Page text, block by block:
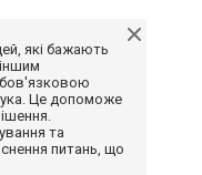
які бажають
Це допоможе
та
питань, що